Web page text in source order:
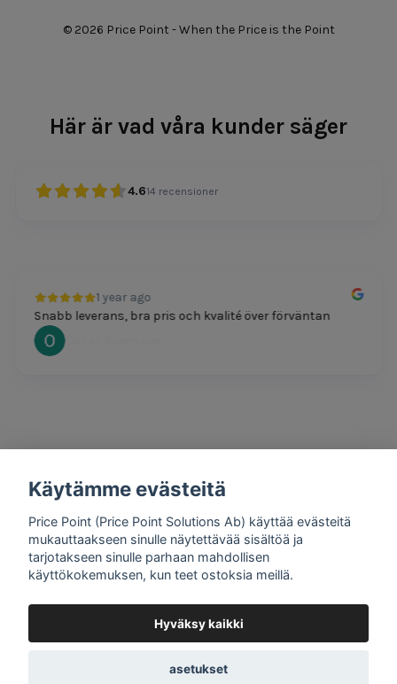
© 2026 Price Point - When the Price is the Point
Här är vad våra kunder säger
4.614 recensioner
1 year ago
Snabb leverans, bra pris och kvalité över förväntan
Oscar Svensson
1 year ago
Bra produkter och snabb frakt!
Mathias Johansson
Google review widgetby
Käytämme evästeitä
Price Point (Price Point Solutions Ab) käyttää evästeitä
mukauttaakseen sinulle näytettävää sisältöä ja
tarjotakseen sinulle parhaan mahdollisen
käyttökokemuksen, kun teet ostoksia meillä.
Hyväksy kaikki
asetukset